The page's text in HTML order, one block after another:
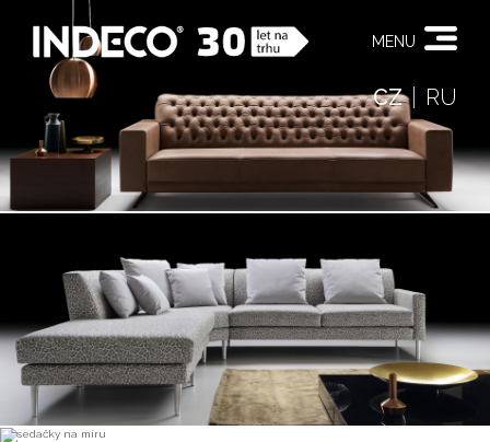
MENU
CZ RU